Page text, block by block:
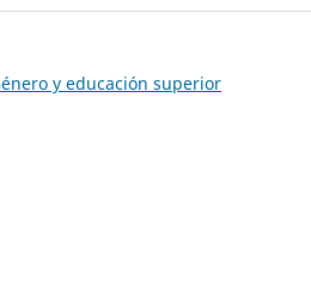
y educación superior